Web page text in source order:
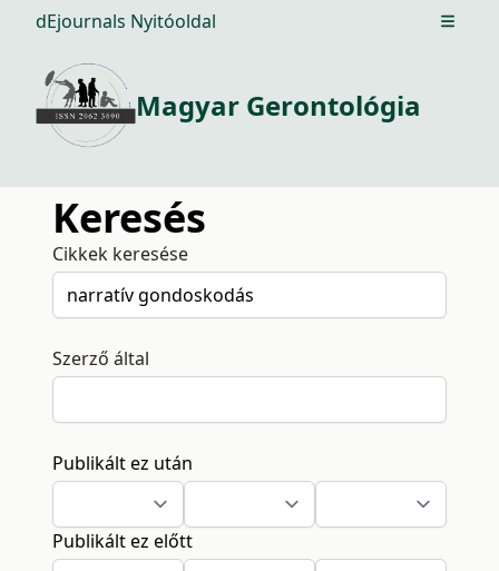
dEjournals Nyitóoldal Open
Magyar Gerontológia
Keresés
Cikkek keresése
Szerző által
Publikált ez után
Publikált ez előtt